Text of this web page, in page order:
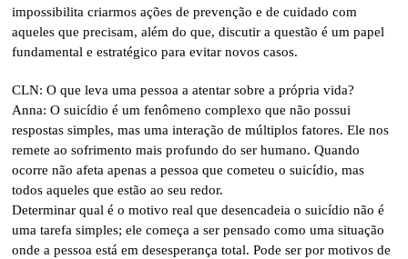
impossibilita criarmos ações de prevenção e de cuidado com
aqueles que precisam, além do que, discutir a questão é um papel
fundamental e estratégico para evitar novos casos.
CLN: O que leva uma pessoa a atentar sobre a própria vida?
Anna: O suicídio é um fenômeno complexo que não possui
respostas simples, mas uma interação de múltiplos fatores. Ele nos
remete ao sofrimento mais profundo do ser humano. Quando
ocorre não afeta apenas a pessoa que cometeu o suicídio, mas
todos aqueles que estão ao seu redor.
Determinar qual é o motivo real que desencadeia o suicídio não é
uma tarefa simples; ele começa a ser pensado como uma situação
onde a pessoa está em desesperança total. Pode ser por motivos de